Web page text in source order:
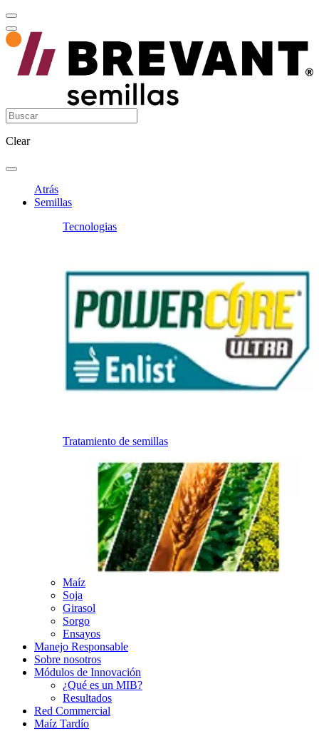
Clear
Atrás
Semillas
Tecnologias
Tratamiento de semillas
Maíz
Soja
Girasol
Sorgo
Ensayos
Manejo Responsable
Sobre nosotros
Módulos de Innovación
¿Qué es un MIB?
Resultados
Red Commercial
Maíz Tardío